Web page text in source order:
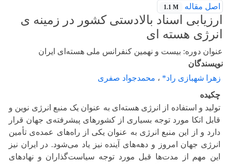
اصل مقاله 1.1 M
ارزیابی اسناد بالادستی کشور در زمینه ی
انرژی هسته ای
عنوان دوره: بیست و نهمین کنفرانس ملی هسته‌ای ایران
نویسندگان
زهرا شهبازی راد* ، محمدجواد صفری
چکیده
تولید و استفاده از انرژی هسته‌ای به عنوان یک منبع انرژی نوین و
قابل اتکا مورد توجه بسیاری از کشورهای پیشرفته‌ی جهان قرار
دارد و از این منبع انرژی به عنوان یکی از راه‌های عمده‌ی تأمین
انرژی جهان امروز و دهه‌های آینده نیز یاد می‌شود. در ایران نیز
این مهم از مدت‌ها قبل مورد توجه سیاست‌گذاران و نهادهای